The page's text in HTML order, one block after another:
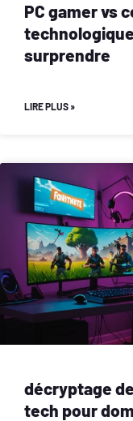
PC gamer vs
surprendre
LIRE PLUS »
décryptage
tech pour